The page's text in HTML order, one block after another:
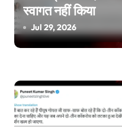
स्वागत नहीं किया
Jul 29, 2026